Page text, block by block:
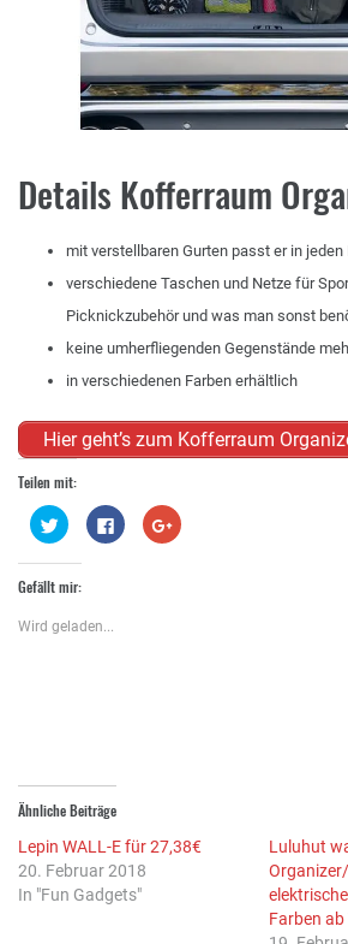
Details Kofferraum
mit verstellbaren Gurten passt er in
verschiedene Taschen und Netze für
Picknickzubehör und was man sonst
keine umherfliegenden Gegenstände
in verschiedenen Farben erhältlich
Hier geht’s zum Kofferraum
Teilen mit:
Klick,
um
Twitter
zu
teilen
in
neuem
Klick,
um
Zum
Teilen
Gefällt mir:
Wird geladen...
Ähnliche Beiträge
Lepin WALL-E für 27,38€
20. Februar 2018
In "Fun Gadgets"
Luluhut
Farben